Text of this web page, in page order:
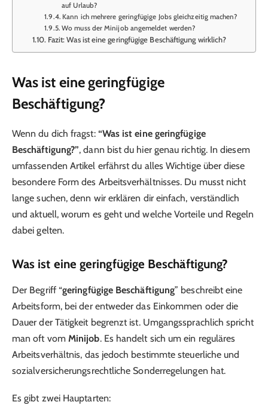
auf Urlaub?
Kann ich mehrere geringfügige Jobs gleichzeitig machen?
Wo muss der Minijob angemeldet werden?
Fazit: Was ist eine geringfügige Beschäftigung wirklich?
Was ist eine geringfügige
Beschäftigung?
Wenn du dich fragst: “Was ist eine geringfügige
Beschäftigung?”, dann bist du hier genau richtig. In diesem
umfassenden Artikel erfährst du alles Wichtige über diese
besondere Form des Arbeitsverhältnisses. Du musst nicht
lange suchen, denn wir erklären dir einfach, verständlich
und aktuell, worum es geht und welche Vorteile und Regeln
dabei gelten.
Was ist eine geringfügige Beschäftigung?
Der Begriff “geringfügige Beschäftigung” beschreibt eine
Arbeitsform, bei der entweder das Einkommen oder die
Dauer der Tätigkeit begrenzt ist. Umgangssprachlich spricht
man oft vom Minijob. Es handelt sich um ein reguläres
Arbeitsverhältnis, das jedoch bestimmte steuerliche und
sozialversicherungsrechtliche Sonderregelungen hat.
Es gibt zwei Hauptarten: